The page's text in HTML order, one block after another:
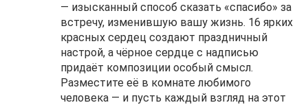
— изысканный способ сказать «спасибо» за
встречу, изменившую вашу жизнь. 16 ярких
красных сердец создают праздничный
настрой, а чёрное сердце с надписью
придаёт композиции особый смысл.
Разместите её в комнате любимого
человека — и пусть каждый взгляд на этот